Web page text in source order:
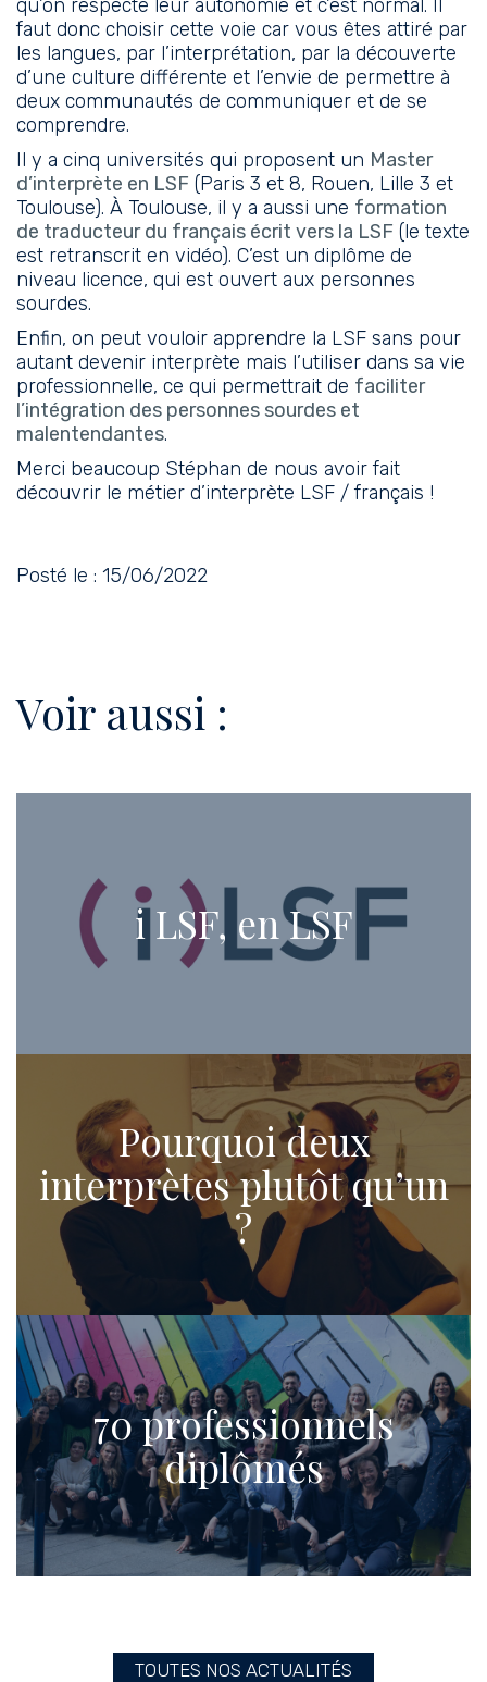
qu’on respecte leur autonomie et c’est normal. Il
faut donc choisir cette voie car vous êtes attiré par
les langues, par l’interprétation, par la découverte
d’une culture différente et l’envie de permettre à
deux communautés de communiquer et de se
comprendre.
Il y a cinq universités qui proposent un Master
d’interprète en LSF (Paris 3 et 8, Rouen, Lille 3 et
Toulouse). À Toulouse, il y a aussi une formation
de traducteur du français écrit vers la LSF (le texte
est retranscrit en vidéo). C’est un diplôme de
niveau licence, qui est ouvert aux personnes
sourdes.
Enfin, on peut vouloir apprendre la LSF sans pour
autant devenir interprète mais l’utiliser dans sa vie
professionnelle, ce qui permettrait de faciliter
l’intégration des personnes sourdes et
malentendantes.
Merci beaucoup Stéphan de nous avoir fait
découvrir le métier d’interprète LSF / français !
Posté le : 15/06/2022
Voir aussi :
i LSF, en LSF
Pourquoi deux
interprètes plutôt qu’un
?
70 professionnels
diplômés
TOUTES NOS ACTUALITÉS